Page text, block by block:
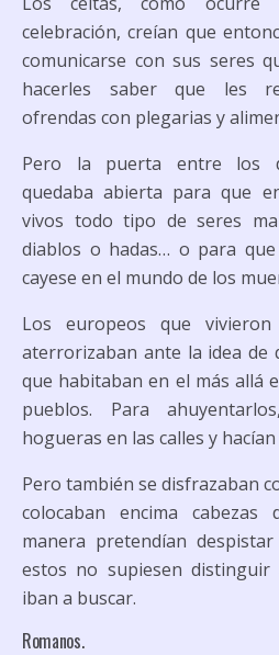
celebración, creían que
comunicarse con sus seres
hacerles saber que les
ofrendas con plegarias y
Pero la puerta entre los
quedaba abierta para que
vivos todo tipo de seres
diablos o hadas… o para
cayese en el mundo de los
Los europeos que
aterrorizaban ante la idea de
que habitaban en el más allá
pueblos. Para
hogueras en las calles y
Pero también se disfrazaban
colocaban encima cabezas
manera pretendían
estos no supiesen
iban a buscar.
Romanos.